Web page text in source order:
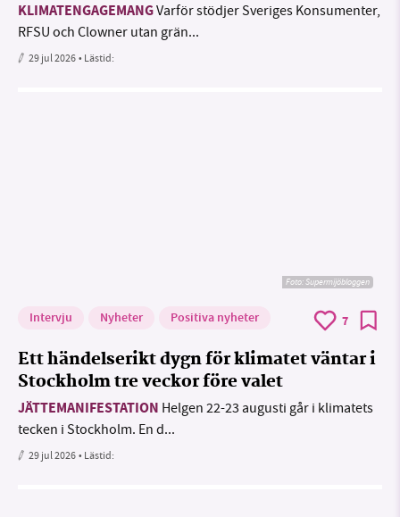
KLIMATENGAGEMANGVarför stödjer Sveriges Konsumenter,
RFSU och Clowner utan grän...
29 jul 2026• Lästid:
Foto: Supermijöbloggen
Intervju Nyheter Positiva nyheter 7
Ett händelserikt dygn för klimatet väntar i
Stockholm tre veckor före valet
JÄTTEMANIFESTATION Helgen 22-23 augusti går i klimatets
tecken i Stockholm. En d...
29 jul 2026• Lästid: